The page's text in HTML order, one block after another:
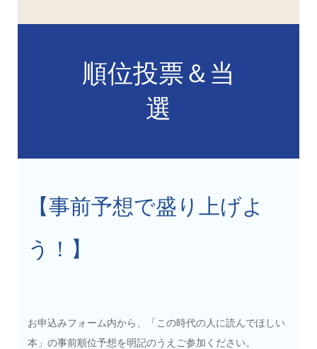
順位投票＆当
選
【事前予想で盛り上げよ
う！】
お申込みフォーム内から、「この時代の人に読んでほしい
本」の事前順位予想を明記のうえご参加ください。